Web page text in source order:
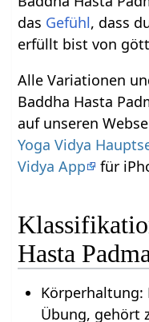
das Gefühl, dass
erfüllt bist von
Alle Variationen
Baddha Hasta
auf unseren
Yoga Vidya
Vidya App
für
Hasta
Körperhaltung:
Übung, gehört